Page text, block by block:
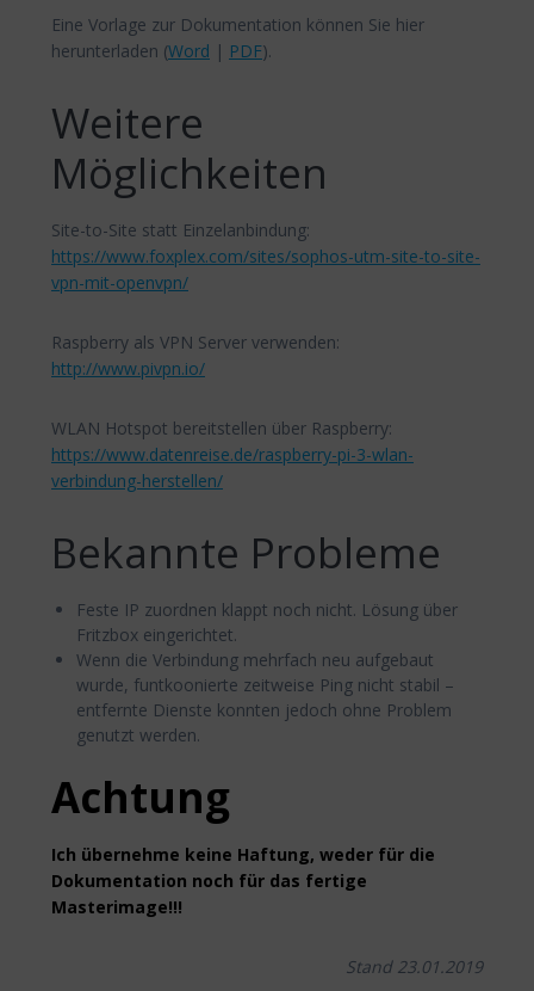
Eine Vorlage zur Dokumentation können Sie hier
herunterladen (Word | PDF).
Weitere
Möglichkeiten
Site-to-Site statt Einzelanbindung:
https://www.foxplex.com/sites/sophos-utm-site-to-site-
vpn-mit-openvpn/
Raspberry als VPN Server verwenden:
http://www.pivpn.io/
WLAN Hotspot bereitstellen über Raspberry:
https://www.datenreise.de/raspberry-pi-3-wlan-
verbindung-herstellen/
Bekannte Probleme
Feste IP zuordnen klappt noch nicht. Lösung über
Fritzbox eingerichtet.
Wenn die Verbindung mehrfach neu aufgebaut
wurde, funtkoonierte zeitweise Ping nicht stabil –
entfernte Dienste konnten jedoch ohne Problem
genutzt werden.
Achtung
Ich übernehme keine Haftung, weder für die
Dokumentation noch für das fertige
Masterimage!!!
Stand 23.01.2019